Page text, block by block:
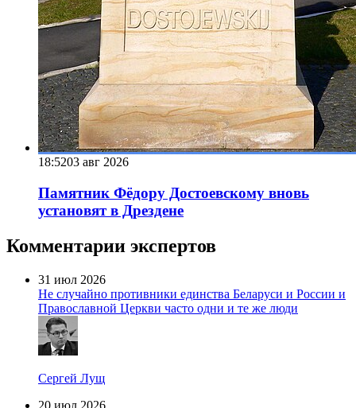
18:5203 авг 2026
Памятник Фёдору Достоевскому вновь
установят в Дрездене
Комментарии экспертов
31 июл 2026
Не случайно противники единства Беларуси и России и
Православной Церкви часто одни и те же люди
Сергей Лущ
20 июл 2026